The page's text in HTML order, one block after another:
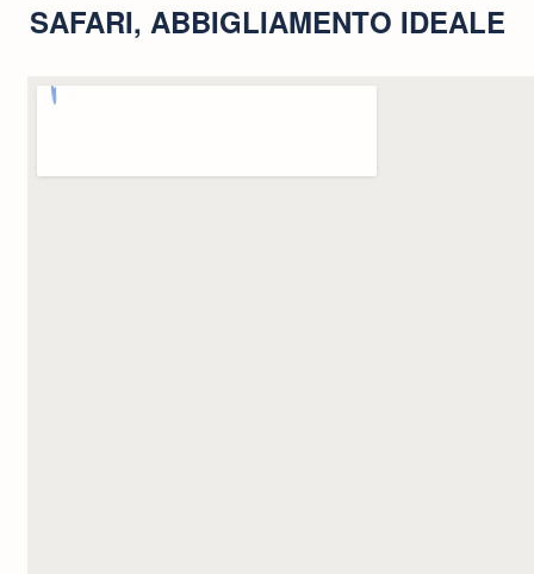
SAFARI, ABBIGLIAMENTO IDEALE